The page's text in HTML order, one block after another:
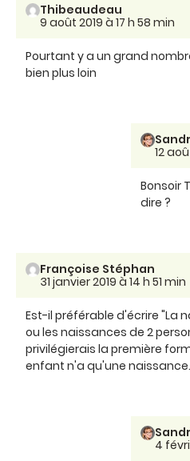
Thibeaudeau
9 août 2019 à 17 h 58 min
Pourtant y a un grand
bien plus loin
12
Bonsoir
dire ?
Françoise Stéphan
31 janvier 2019 à 14 h 51 min
Est-il préférable d'écrire "La
ou les naissances de 2
privilégierais la première
enfant n'a qu'une
4